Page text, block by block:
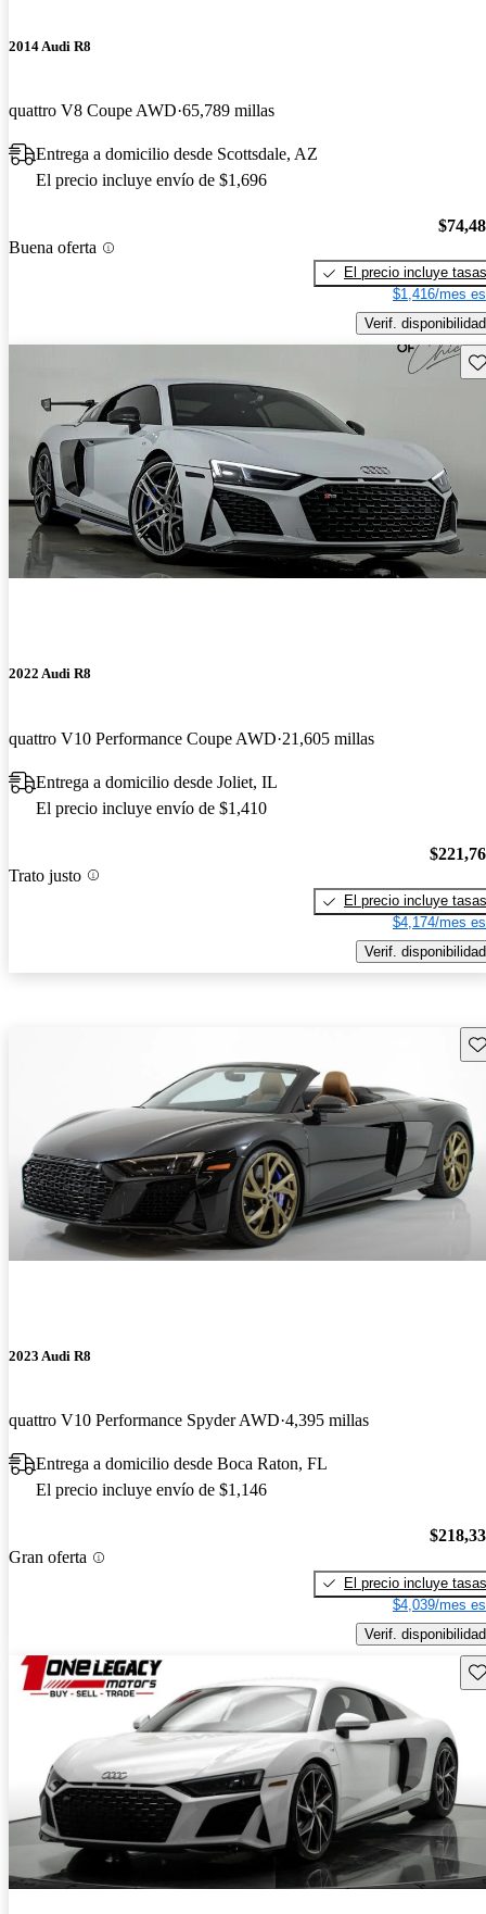
2014 Audi R8
quattro V8 Coupe AWD 65,789 millas
Entrega a domicilio desde Scottsdale, AZ
El precio incluye envío de $1,696
Buena oferta
El precio incluye tasas
$1,416/mes
Verif. disponibilidad
2022 Audi R8
quattro V10 Performance Coupe AWD 21,605 millas
Entrega a domicilio desde Joliet, IL
El precio incluye envío de $1,410
Trato justo
El precio incluye tasas
$4,174/mes
Verif. disponibilidad
2023 Audi R8
quattro V10 Performance Spyder AWD 4,395 millas
Entrega a domicilio desde Boca Raton, FL
El precio incluye envío de $1,146
Gran oferta
El precio incluye tasas
$4,039/mes
Verif. disponibilidad